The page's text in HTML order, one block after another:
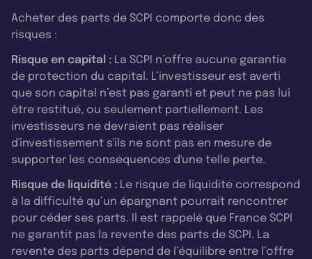
Acheter des parts de SCPI comporte donc des
risques :
Risque en capital : La SCPI n’offre aucune garantie
de protection du capital. L’investisseur est averti
que son capital n’est pas garanti et peut ne pas lui
être restitué, ou seulement partiellement. Les
investisseurs ne devraient pas réaliser
d'investissement s'ils ne sont pas en mesure de
supporter les conséquences d'une telle perte.
Risque de liquidité : Le risque de liquidité correspond
à la difficulté qu’un épargnant pourrait rencontrer
pour céder ses parts. Il est rappelé que France SCPI
ne garantit pas la revente des parts de SCPI. La
revente des parts dépend de l’équilibre entre l’offre